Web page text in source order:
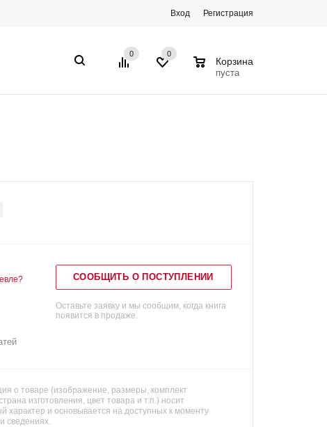
Вход Регистрация
0 0
Корзина
пуста
СООБЩИТЬ О ПОСТУПЛЕНИИ
Оставьте заявку и мы сообщим, когда книга
появится в продаже.
о товаре (изображение, размеры, комплект
изготовления, цвет товара и т.п.) носит
характер и основывается на доступных к моменту
сведениях.